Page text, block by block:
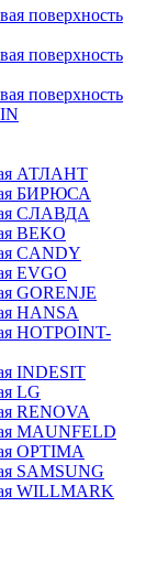
поверхность
поверхность
поверхность
АТЛАНТ
БИРЮСА
СЛАВДА
BEKO
CANDY
EVGO
GORENJE
HANSA
HOTPOINT-
INDESIT
LG
RENOVA
MAUNFELD
OPTIMA
SAMSUNG
WILLMARK